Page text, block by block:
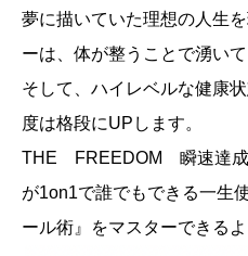
夢に描いていた理想の人生
ーは、体が整うことで湧いて
そして、ハイレベルな健康
度は格段にUPします。
THE FREEDOM 瞬速達成
が1on1で誰でもできる一生
ール術』をマスターできる